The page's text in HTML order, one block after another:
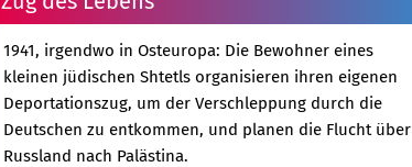
1941, irgendwo in Osteuropa: Die Bewohner eines
kleinen jüdischen Shtetls organisieren ihren eigenen
Deportationszug, um der Verschleppung durch die
Deutschen zu entkommen, und planen die Flucht über
Russland nach Palästina.